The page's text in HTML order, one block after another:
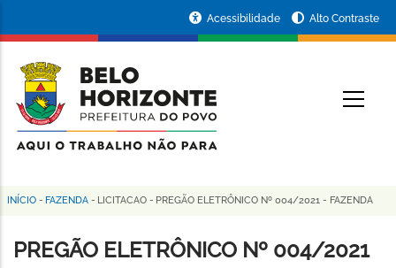
conteúdo
principal
da
Prefeitura
de
Horizonte
Acessibilidade Alto Contraste
Trilha
de
INÍCIO - FAZENDA - LICITACAO - PREGÃO ELETRÔNICO Nº 004/2021 - FAZENDA
PREGÃO ELETRÔNICO Nº 004/2021